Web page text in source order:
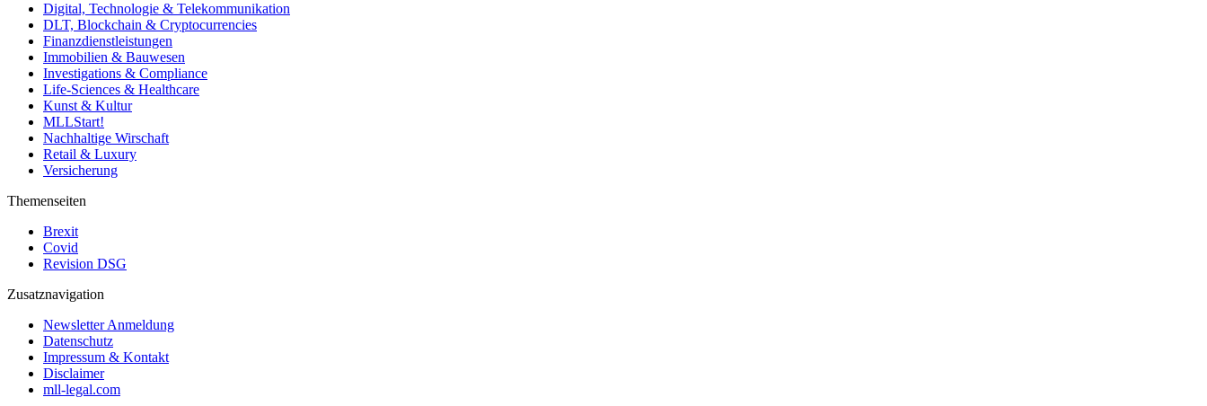
Digital, Technologie & Telekommunikation
DLT, Blockchain & Cryptocurrencies
Finanzdienstleistungen
Immobilien & Bauwesen
Investigations & Compliance
Life-Sciences & Healthcare
Kunst & Kultur
MLLStart!
Nachhaltige Wirschaft
Retail & Luxury
Versicherung
Themenseiten
Brexit
Covid
Revision DSG
Zusatznavigation
Newsletter Anmeldung
Datenschutz
Impressum & Kontakt
Disclaimer
mll-legal.com